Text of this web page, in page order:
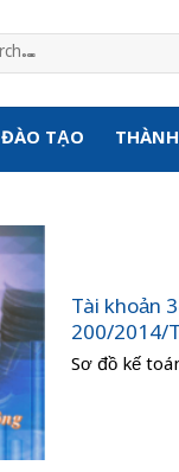
ĐÀO TẠO
Tài khoản
200/2014/
Sơ đồ kế